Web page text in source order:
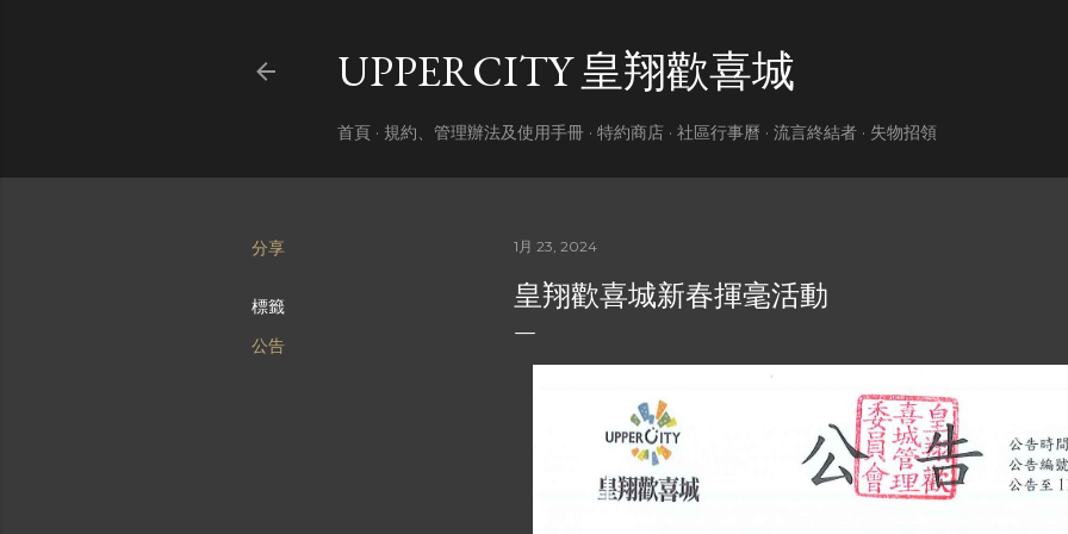
UPPERCITY 皇翔歡喜城
首頁 規約、管理辦法及使用手冊 特約商店 社區行事曆 流言終結者 失物招領
分享
標籤
公告
1月 23, 2024
皇翔歡喜城新春揮毫活動